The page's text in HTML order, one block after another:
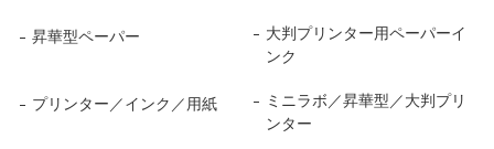
昇華型ペーパー
大判プリンター用ペーパーイ
ンク
プリンター／インク／用紙
ミニラボ／昇華型／大判プリ
ンター